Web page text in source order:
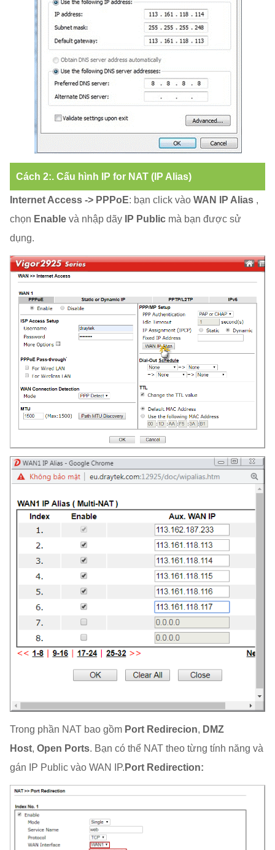
Cách 2:. Cấu hình IP for NAT (IP Alias)
Internet Access -> PPPoE: bạn click vào WAN IP Alias ,
chọn Enable và nhập dãy IP Public mà bạn được sử
dụng.
Trong phần NAT bao gồm Port Redirecion, DMZ
Host, Open Ports. Bạn có thể NAT theo từng tính năng và
gán IP Public vào WAN IP. Port Redirection: